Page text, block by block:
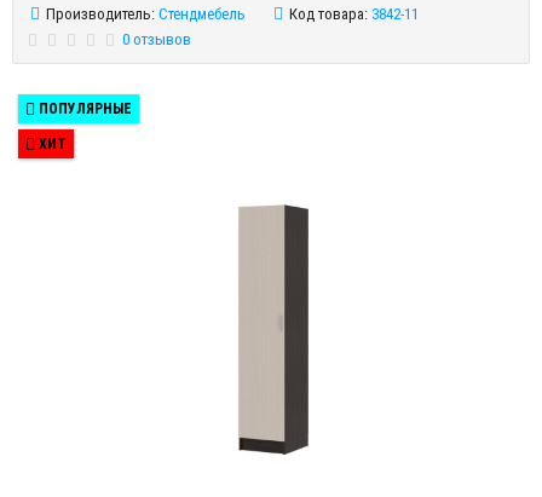
Производитель: Стендмебель Код товара: 3842-11
0 отзывов
ПОПУЛЯРНЫЕ
ХИТ